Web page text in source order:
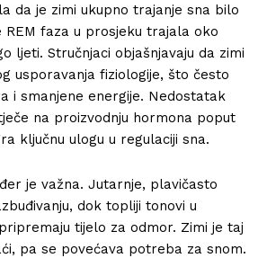
da je zimi ukupno trajanje sna bilo
REM faza u prosjeku trajala oko
ljeti. Stručnjaci objašnjavaju da zimi
usporavanja fiziologije, što često
i smanjene energije. Nedostatak
na proizvodnju hormona poput
ključnu ulogu u regulaciji sna.
je važna. Jutarnje, plavičasto
dok topliji tonovi u
tijelo za odmor. Zimi je taj
pa se povećava potreba za snom.